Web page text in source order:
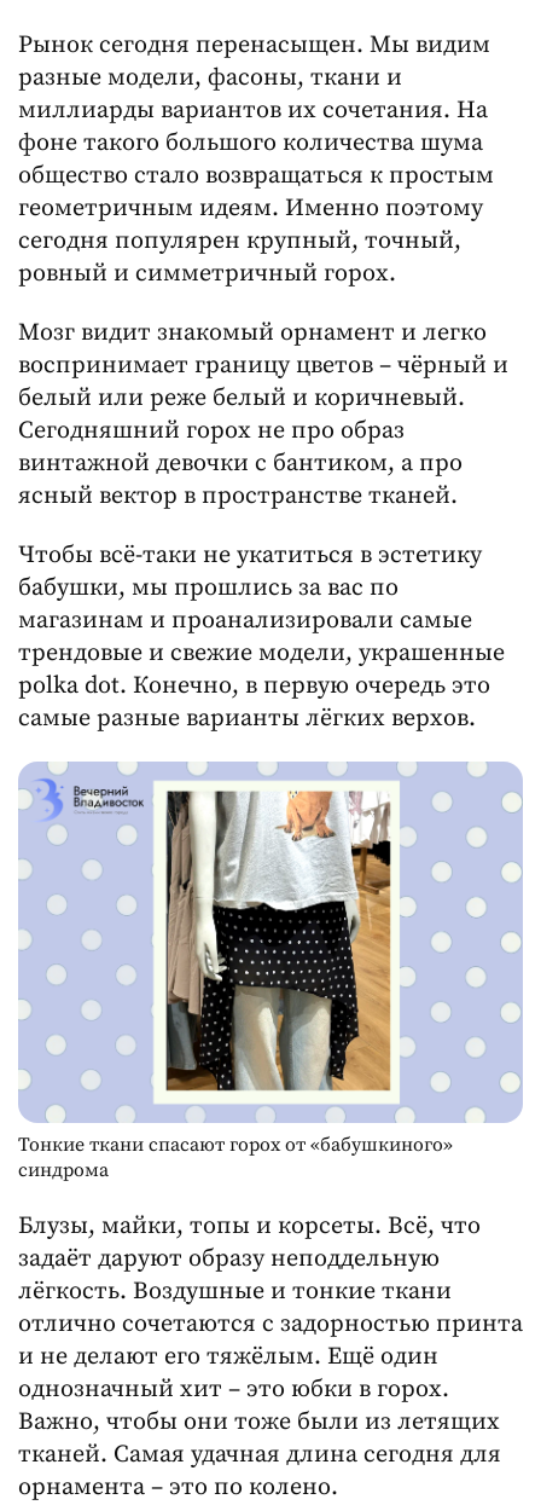
Рынок сегодня перенасыщен. Мы видим
разные модели, фасоны, ткани и
миллиарды вариантов их сочетания. На
фоне такого большого количества шума
общество стало возвращаться к простым
геометричным идеям. Именно поэтому
сегодня популярен крупный, точный,
ровный и симметричный горох.
Мозг видит знакомый орнамент и легко
воспринимает границу цветов – чёрный и
белый или реже белый и коричневый.
Сегодняшний горох не про образ
винтажной девочки с бантиком, а про
ясный вектор в пространстве тканей.
Чтобы всё-таки не укатиться в эстетику
бабушки, мы прошлись за вас по
магазинам и проанализировали самые
трендовые и свежие модели, украшенные
polka dot. Конечно, в первую очередь это
самые разные варианты лёгких верхов.
Тонкие ткани спасают горох от «бабушкиного»
синдрома
Блузы, майки, топы и корсеты. Всё, что
задаёт даруют образу неподдельную
лёгкость. Воздушные и тонкие ткани
отлично сочетаются с задорностью принта
и не делают его тяжёлым. Ещё один
однозначный хит – это юбки в горох.
Важно, чтобы они тоже были из летящих
тканей. Самая удачная длина сегодня для
орнамента – это по колено.